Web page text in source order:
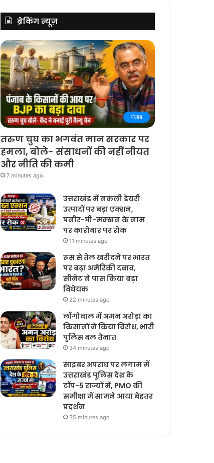
ब्रेकिंग न्यूज़
पंजाब
तरुण चुघ का भगवंत मान सरकार पर
हमला, बोले- संसाधनों की नहीं नीयत
और नीति की कमी
7 minutes ago
उत्तराखंड में नकली डेयरी
उत्पादों पर बड़ा एक्शन,
पनीर-घी-मक्खन के नाम
पर कारोबार पर रोक
11 minutes ago
रूस से तेल खरीदने पर भारत
पर बढ़ा अमेरिकी दबाव,
सीनेट ने पास किया बड़ा
विधेयक
22 minutes ago
लौंगोवाल में अमन अरोड़ा का
किसानों ने किया विरोध, भारी
पुलिस बल तैनात
34 minutes ago
साइबर अपराध पर लगाम में
उत्तराखंड पुलिस देश के
टॉप-5 राज्यों में, PMO की
समीक्षा में सामने आया बेहतर
प्रदर्शन
35 minutes ago